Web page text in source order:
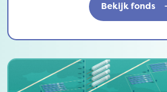
Bekijk fonds